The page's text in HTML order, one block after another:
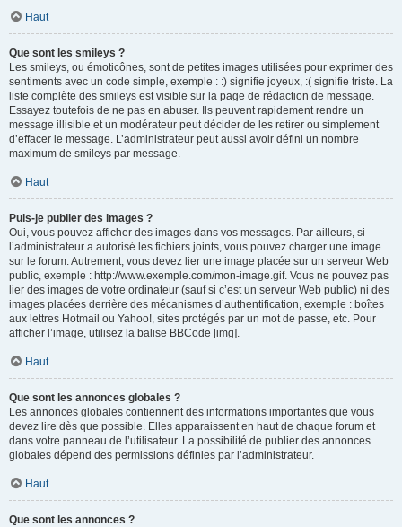
Haut
Que sont les smileys ?
Les smileys, ou émoticônes, sont de petites images utilisées pour exprimer des
sentiments avec un code simple, exemple : :) signifie joyeux, :( signifie triste. La
liste complète des smileys est visible sur la page de rédaction de message.
Essayez toutefois de ne pas en abuser. Ils peuvent rapidement rendre un
message illisible et un modérateur peut décider de les retirer ou simplement
d’effacer le message. L’administrateur peut aussi avoir défini un nombre
maximum de smileys par message.
Haut
Puis-je publier des images ?
Oui, vous pouvez afficher des images dans vos messages. Par ailleurs, si
l’administrateur a autorisé les fichiers joints, vous pouvez charger une image
sur le forum. Autrement, vous devez lier une image placée sur un serveur Web
public, exemple : http://www.exemple.com/mon-image.gif. Vous ne pouvez pas
lier des images de votre ordinateur (sauf si c’est un serveur Web public) ni des
images placées derrière des mécanismes d’authentification, exemple : boîtes
aux lettres Hotmail ou Yahoo!, sites protégés par un mot de passe, etc. Pour
afficher l’image, utilisez la balise BBCode [img].
Haut
Que sont les annonces globales ?
Les annonces globales contiennent des informations importantes que vous
devez lire dès que possible. Elles apparaissent en haut de chaque forum et
dans votre panneau de l’utilisateur. La possibilité de publier des annonces
globales dépend des permissions définies par l’administrateur.
Haut
Que sont les annonces ?